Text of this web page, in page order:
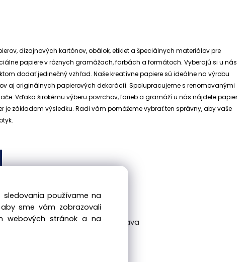
dizajnových kartónov, obálok, etikiet a špeciálnych materiálov pre
papiere v rôznych gramážach, farbách a formátoch. Vyberajú si u nás
dodať jedinečný vzhľad. Naše kreatívne papiere sú ideálne na výrobu
aj originálnych papierových dekorácií. Spolupracujeme s renomovanými
Vďaka širokému výberu povrchov, farieb a gramáží u nás nájdete papier
je základom výsledku. Radi vám pomôžeme vybrať ten správny, aby vaše
| Beckovská 38/A, 831 04 Bratislava
používame na
sme vám zobrazovali
webových stránok a na